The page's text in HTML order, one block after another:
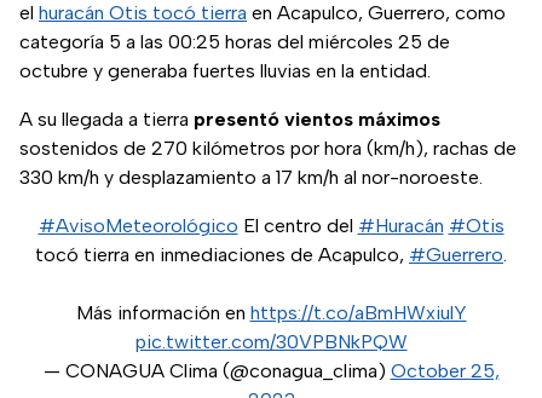
el huracán Otis tocó tierra en Acapulco, Guerrero, como
categoría 5 a las 00:25 horas del miércoles 25 de
octubre y generaba fuertes lluvias en la entidad.
A su llegada a tierra presentó vientos máximos
sostenidos de 270 kilómetros por hora (km/h), rachas de
330 km/h y desplazamiento a 17 km/h al nor-noroeste.
#AvisoMeteorológico El centro del #Huracán #Otis
tocó tierra en inmediaciones de Acapulco, #Guerrero.
Más información en https://t.co/aBmHWxiulY
pic.twitter.com/30VPBNkPQW
— CONAGUA Clima (@conagua_clima) October 25,